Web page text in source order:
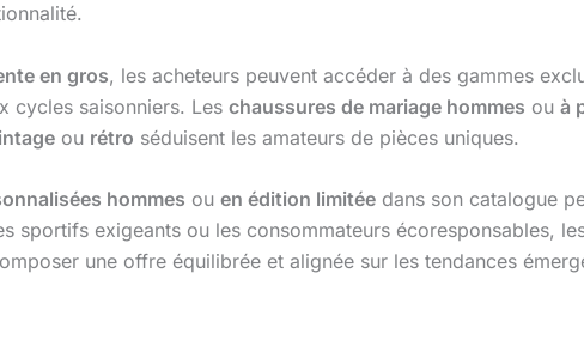
en gros, les acheteurs peuvent accéder à des gammes
cycles saisonniers. Les chaussures de mariage hommes ou à
ou rétro séduisent les amateurs de pièces uniques.
hommes ou en édition limitée dans son catalogue
sportifs exigeants ou les consommateurs écoresponsables,
une offre équilibrée et alignée sur les tendances